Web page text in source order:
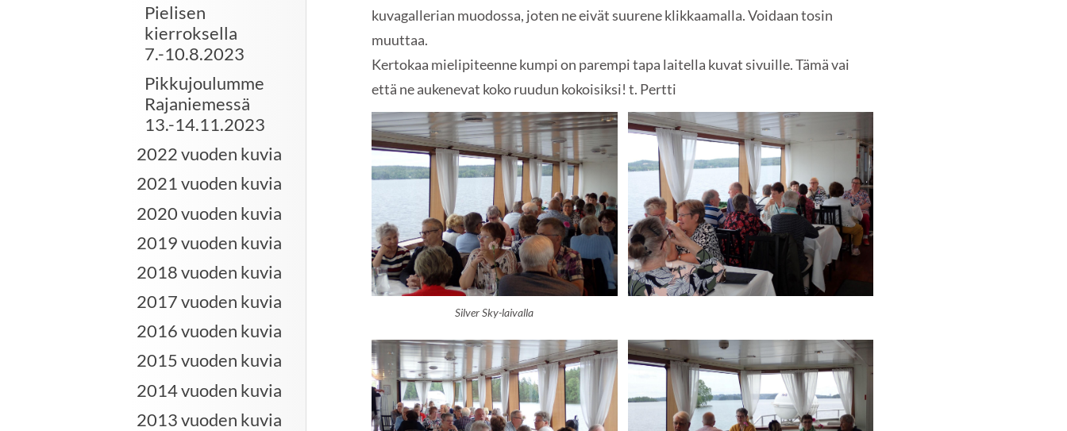
Pielisen
kierroksella
7.-10.8.2023
Pikkujoulumme
Rajaniemessä
13.-14.11.2023
2022 vuoden kuvia
2021 vuoden kuvia
2020 vuoden kuvia
2019 vuoden kuvia
2018 vuoden kuvia
2017 vuoden kuvia
2016 vuoden kuvia
2015 vuoden kuvia
2014 vuoden kuvia
2013 vuoden kuvia
kuvagallerian muodossa, joten ne eivät suurene klikkaamalla. Voidaan tosin
muuttaa.
Kertokaa mielipiteenne kumpi on parempi tapa laitella kuvat sivuille. Tämä vai
että ne aukenevat koko ruudun kokoisiksi! t. Pertti
Silver Sky-laivalla